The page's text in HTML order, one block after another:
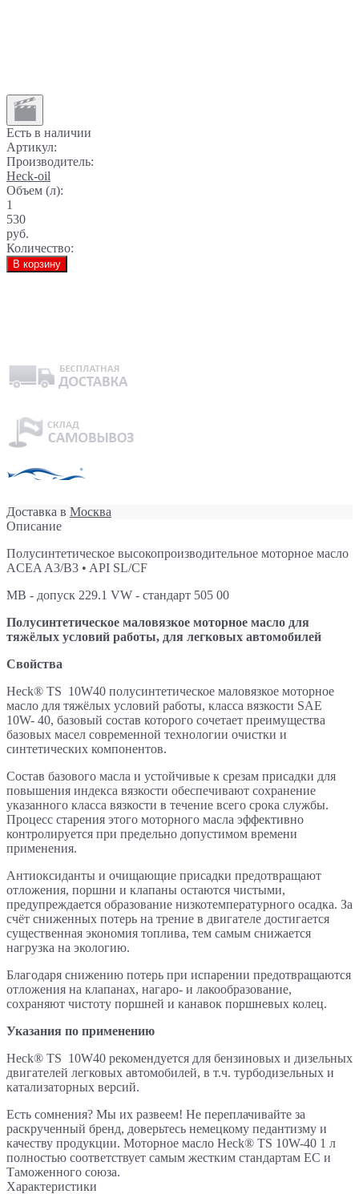
Есть в наличии
Артикул:
Производитель:
Heck-oil
Объем (л):
1
530
руб.
Количество:
В корзину
Доставка в Москва
Описание
Полусинтетическое высокопроизводительное моторное масло
ACEA A3/B3 • API SL/CF
MB - допуск 229.1 VW - стандарт 505 00
Полусинтетическое маловязкое моторное масло для
тяжёлых условий работы, для легковых автомобилей
Свойства
Heck® TS 10W40 полусинтетическое маловязкое моторное
масло для тяжёлых условий работы, класса вязкости SAE
10W- 40, базовый состав которого сочетает преимущества
базовых масел современной технологии очистки и
синтетических компонентов.
Состав базового масла и устойчивые к срезам присадки для
повышения индекса вязкости обеспечивают сохранение
указанного класса вязкости в течение всего срока службы.
Процесс старения этого моторного масла эффективно
контролируется при предельно допустимом времени
применения.
Антиоксиданты и очищающие присадки предотвращают
отложения, поршни и клапаны остаются чистыми,
предупреждается образование низкотемпературного осадка. За
счёт сниженных потерь на трение в двигателе достигается
существенная экономия топлива, тем самым снижается
нагрузка на экологию.
Благодаря снижению потерь при испарении предотвращаются
отложения на клапанах, нагаро- и лакообразование,
сохраняют чистоту поршней и канавок поршневых колец.
Указания по применению
Heck® TS 10W40 рекомендуется для бензиновых и дизельных
двигателей легковых автомобилей, в т.ч. турбодизельных и
катализаторных версий.
Есть сомнения? Мы их развеем! Не переплачивайте за
раскрученный бренд, доверьтесь немецкому педантизму и
качеству продукции. Моторное масло Heck® TS 10W-40 1 л
полностью соответствует самым жестким стандартам ЕС и
Таможенного союза.
Характеристики